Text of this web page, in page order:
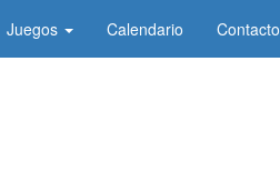
Juegos Calendario Contacto